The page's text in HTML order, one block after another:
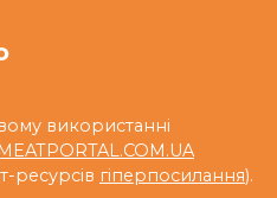
використанні
MEATPORTAL.COM.UA
ресурсів гіперпосилання).